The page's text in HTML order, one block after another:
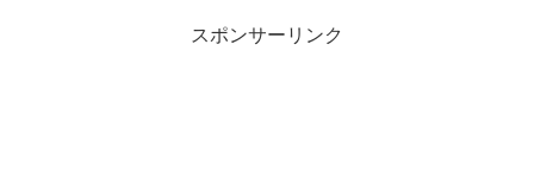
スポンサーリンク